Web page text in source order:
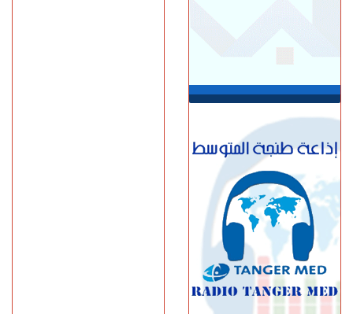
طنجة.. حادث مروع بطريق
أحرارين ينهي حياة سائق سيارة
أجرة ويصيب آخرين بجروح
السبت 08 غشت | 11:34
استطلاع رأي: 77.3% من
الإسبان يعتبرون المغرب "بلدا
الجمعة 07 غشت | 23:01
سوء تدبير.. وزارة النقل تتسبب
في أزمة طوابير السيارات أمام
مراكز الفحص التقني بطنجة
الجمعة 07 غشت | 22:30
إسبانيا.. الشرطة تعلن تفكيك
واحدة من أكبر شبكات تهريب
المهاجرين عبر المتوسط
(فيديو)